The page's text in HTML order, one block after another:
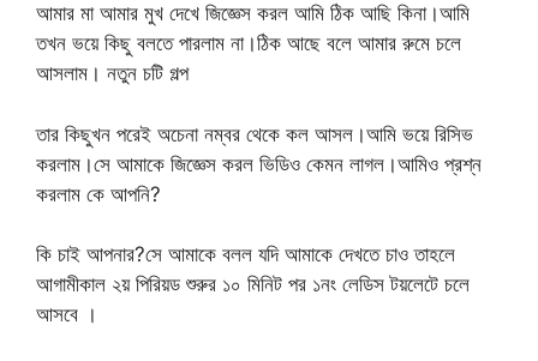
আমার মা আমার মুখ দেখে জিজ্ঞেস করল আমি ঠিক আছি কিনা।আমি
তখন ভয়ে কিছু বলতে পারলাম না।ঠিক আছে বলে আমার রুমে চলে
আসলাম। নতুন চটি গল্প
তার কিছুখন পরেই অচেনা নম্বর থেকে কল আসল।আমি ভয়ে রিসিভ
করলাম।সে আমাকে জিজ্ঞেস করল ভিডিও কেমন লাগল।আমিও প্রশ্ন
করলাম কে আপনি?
কি চাই আপনার?সে আমাকে বলল যদি আমাকে দেখতে চাও তাহলে
আগামীকাল ২য় পিরিয়ড শুরুর ১০ মিনিট পর ১নং লেডিস টয়লেটে চলে
আসবে ।